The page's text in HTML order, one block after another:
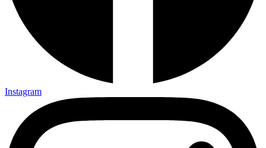
Instagram